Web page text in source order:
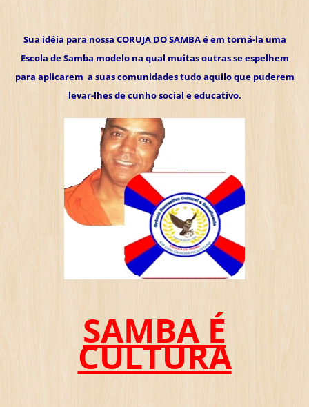
Sua idéia para nossa CORUJA DO SAMBA é em torná-la uma
Escola de Samba modelo na qual muitas outras se espelhem
para aplicarem a suas comunidades tudo aquilo que puderem
levar-lhes de cunho social e educativo.
SAMBA É
CULTURA